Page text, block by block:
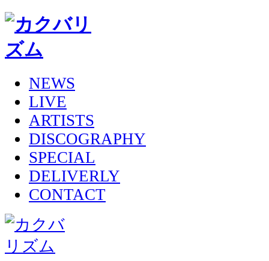
NEWS
LIVE
ARTISTS
DISCOGRAPHY
SPECIAL
DELIVERLY
CONTACT